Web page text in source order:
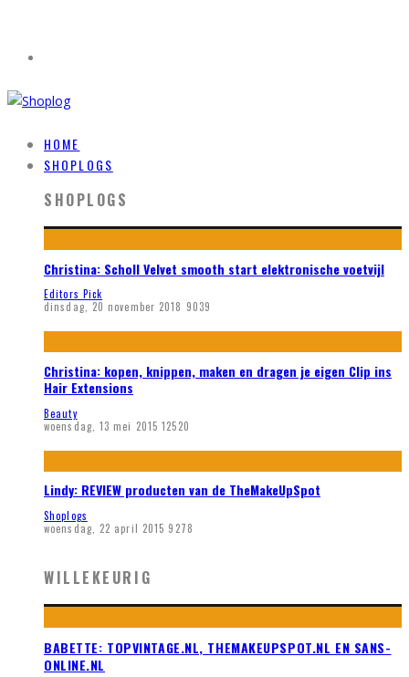
HOME
SHOPLOGS
SHOPLOGS
Christina: Scholl Velvet smooth start elektronische voetvijl
Editors Pick
dinsdag, 20 november 2018 9039
Christina: kopen, knippen, maken en dragen je eigen Clip ins
Hair Extensions
Beauty
woensdag, 13 mei 2015 12520
Lindy: REVIEW producten van de TheMakeUpSpot
Shoplogs
woensdag, 22 april 2015 9278
WILLEKEURIG
BABETTE: TOPVINTAGE.NL, THEMAKEUPSPOT.NL EN SANS-
ONLINE.NL